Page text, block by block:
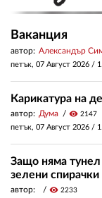
Ваканция
автор: Александър
петък, 07 Август 2026 /
Карикатура на
автор: Дума visibility 2147
петък, 07 Август 2026 /
Защо няма
зелени
автор: visibility 2233